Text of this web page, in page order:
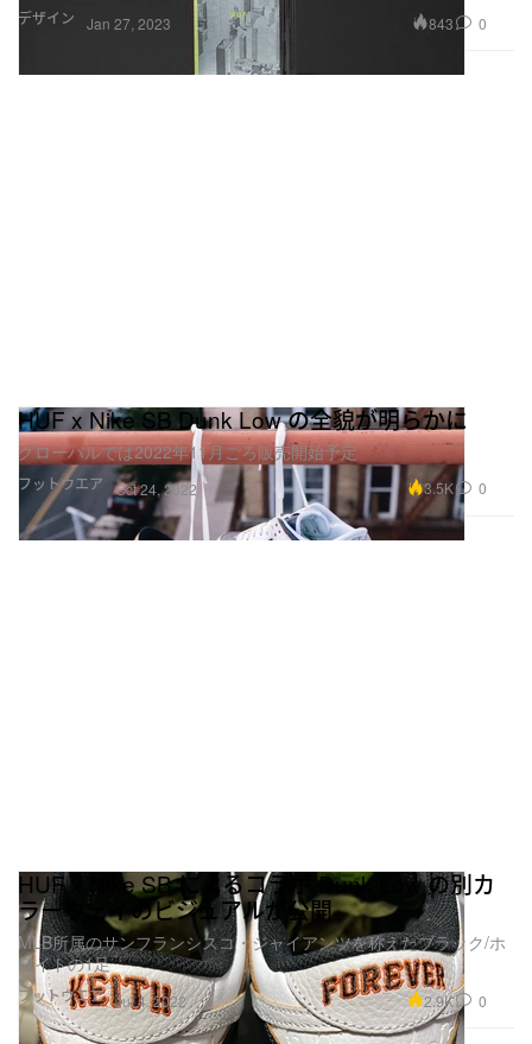
デザイン Jan 27, 2023 843 0
フットウエア
HUF x Nike SB Dunk Low の全貌が明らかに
グローバルでは2022年11月ごろ販売開始予定
Oct 24, 2022 3.5K 0
フットウエア
HUF x Nike SB によるコラボ Dunk Low の別カ
ラーウェイのビジュアルが公開
MLB所属のサンフランシスコ・ジャイアンツを称えたブラック/ホ
ワイトの1足
Jul 4, 2022 2.9K 0